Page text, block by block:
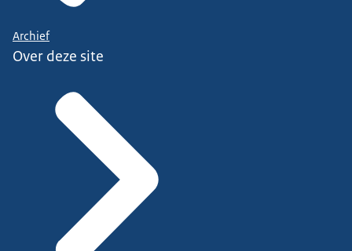
Archief
Over deze site